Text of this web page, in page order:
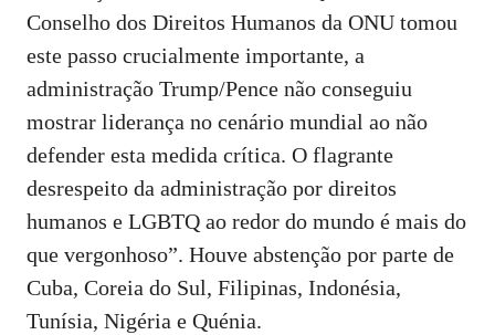
Conselho dos Direitos Humanos da ONU tomou
este passo crucialmente importante, a
administração Trump/Pence não conseguiu
mostrar liderança no cenário mundial ao não
defender esta medida crítica. O flagrante
desrespeito da administração por direitos
humanos e LGBTQ ao redor do mundo é mais do
que vergonhoso”. Houve abstenção por parte de
Cuba, Coreia do Sul, Filipinas, Indonésia,
Tunísia, Nigéria e Quénia.